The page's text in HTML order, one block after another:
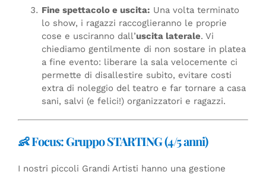
Fine spettacolo e uscita: Una volta terminato
lo show, i ragazzi raccoglieranno le proprie
cose e usciranno dall’uscita laterale. Vi
chiediamo gentilmente di non sostare in platea
a fine evento: liberare la sala velocemente ci
permette di disallestire subito, evitare costi
extra di noleggio del teatro e far tornare a casa
sani, salvi (e felici!) organizzatori e ragazzi.
👶 Focus: Gruppo STARTING (4/5 anni)
I nostri piccoli Grandi Artisti hanno una gestione